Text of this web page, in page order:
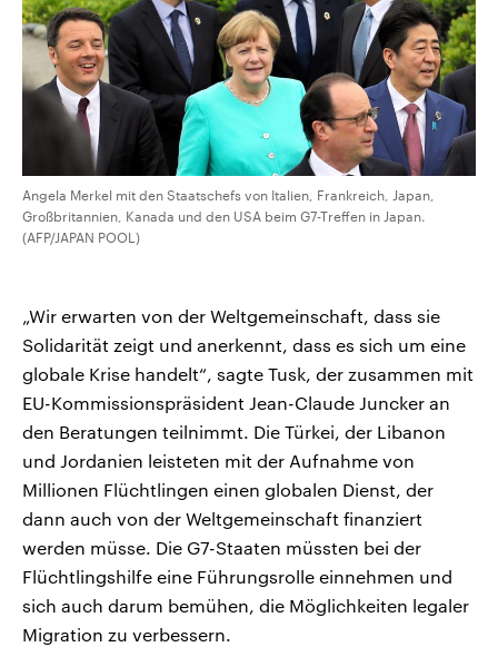
Angela Merkel mit den Staatschefs von Italien, Frankreich, Japan,
Großbritannien, Kanada und den USA beim G7-Treffen in Japan.
(AFP/JAPAN POOL)
„Wir erwarten von der Weltgemeinschaft, dass sie
Solidarität zeigt und anerkennt, dass es sich um eine
globale Krise handelt“, sagte Tusk, der zusammen mit
EU-Kommissionspräsident Jean-Claude Juncker an
den Beratungen teilnimmt. Die Türkei, der Libanon
und Jordanien leisteten mit der Aufnahme von
Millionen Flüchtlingen einen globalen Dienst, der
dann auch von der Weltgemeinschaft finanziert
werden müsse. Die G7-Staaten müssten bei der
Flüchtlingshilfe eine Führungsrolle einnehmen und
sich auch darum bemühen, die Möglichkeiten legaler
Migration zu verbessern.